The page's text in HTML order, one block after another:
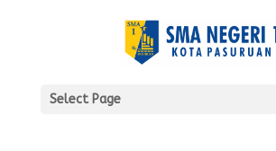
Select Page